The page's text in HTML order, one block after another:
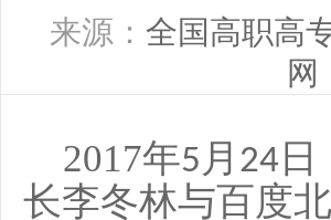
来源： 全国高职高
网
2017年5 月 24
长李冬林与百度